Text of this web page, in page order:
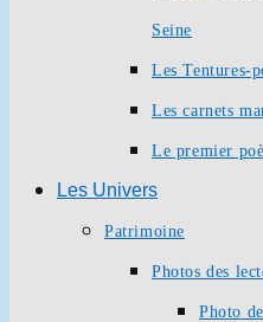
Seine
Les Tentures-
Les carnets
Le premier
Les Univers
Patrimoine
Photos des
Photo